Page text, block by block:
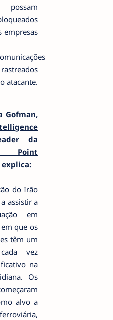
possam
empresas
atacante.
Gofman,
da
Point
explica:
do Irão
assistir a
em
que os
têm um
vez
na
Os
alvo a